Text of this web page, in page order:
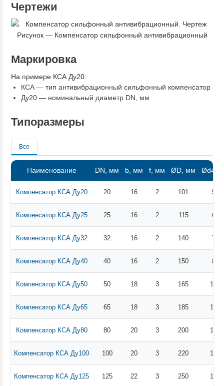
Чертежи
Рисунок — Компенсатор сильфонный антивибрационный
Маркировка
На примере КСА Ду20:
КСА — тип антивибрационный сильфонный компенсатор
Ду20 — номинальный диаметр DN, мм
Типоразмеры
Все
Наименование DN, мм b, мм f, мм ØD, мм Ød4,
Компенсатор КСА Ду20 20 16 2 101 58
Компенсатор КСА Ду25 25 16 2 115 68
Компенсатор КСА Ду32 32 16 2 140 78
Компенсатор КСА Ду40 40 16 2 150 88
Компенсатор КСА Ду50 50 18 3 165 102
Компенсатор КСА Ду65 65 18 3 185 122
Компенсатор КСА Ду80 80 20 3 200 138
Компенсатор КСА Ду100 100 20 3 220 158
Компенсатор КСА Ду125 125 22 3 250 188